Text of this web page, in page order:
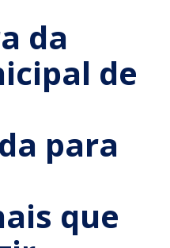
da
de
para
que